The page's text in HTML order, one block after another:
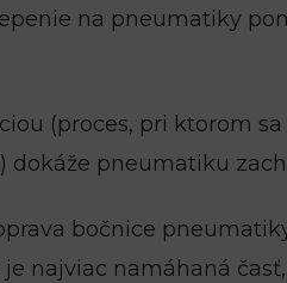
na pneumatiky
(proces, pri ktorom
dokáže pneumatiku
bočnice
najviac namáhaná